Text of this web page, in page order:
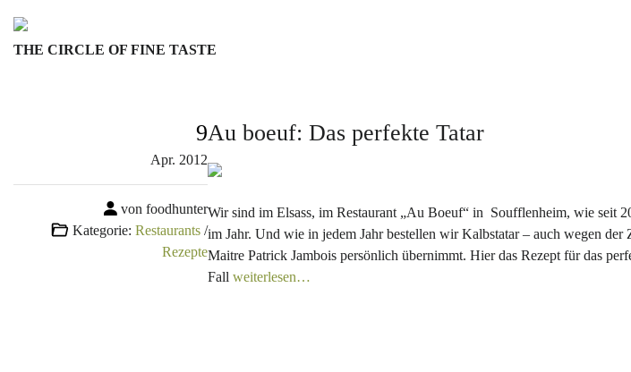
content
THE CIRCLE OF FINE TASTE
9
Apr. 2012
von foodhunter
Kategorie: Restaurants/
Rezepte
Au boeuf: Das perfekte Tatar
Wir sind im Elsass, im Restaurant „Au Boeuf“ in Soufflenheim, wie seit
im Jahr. Und wie in jedem Jahr bestellen wir Kalbstatar – auch wegen der
Maitre Patrick Jambois persönlich übernimmt. Hier das Rezept für das
Fall weiterlesen…